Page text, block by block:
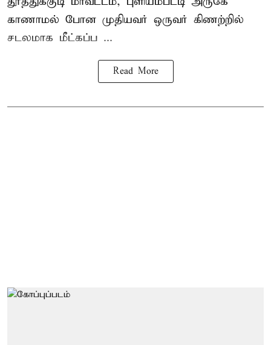
காணாமல் போன முதியவர் ஒருவர் கிணற்றில்
சடலமாக மீட்கப்ப ...
Read More